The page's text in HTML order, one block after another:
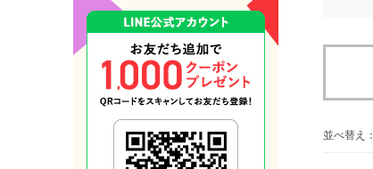
並べ替え：